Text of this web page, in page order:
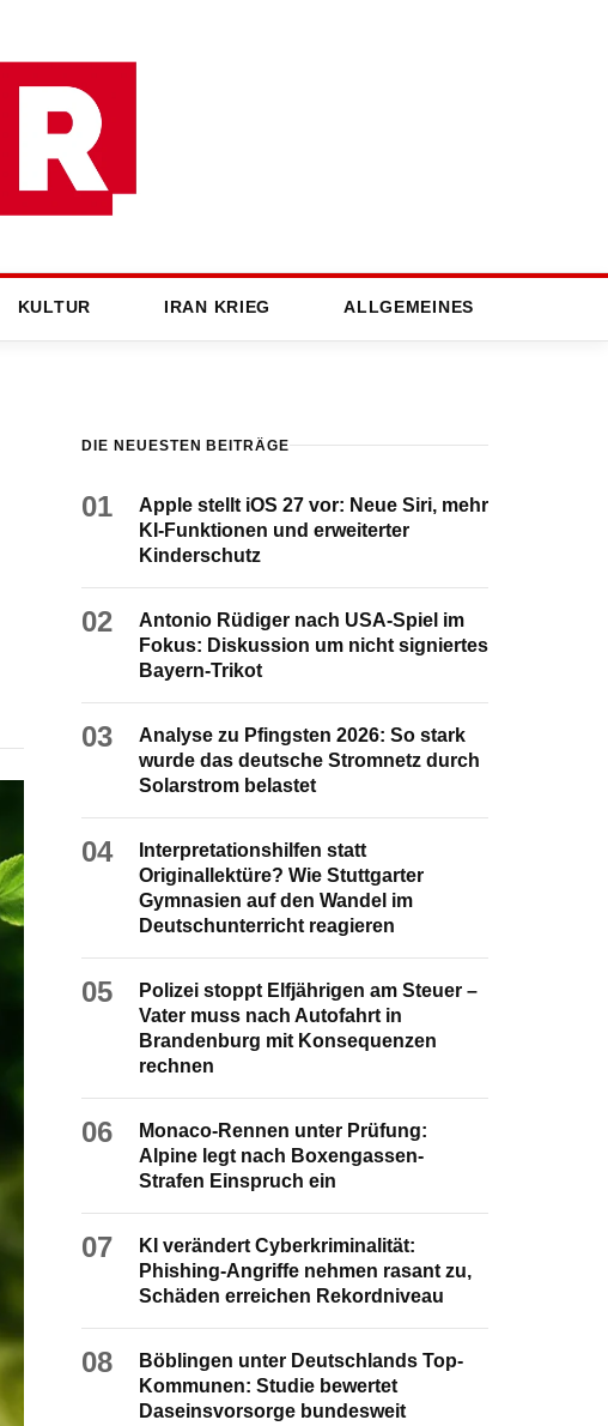
KULTUR IRAN KRIEG ALLGEMEINES
DIE NEUESTEN BEITRÄGE
01
Apple stellt iOS 27 vor: Neue Siri, mehr
KI-Funktionen und erweiterter
Kinderschutz
02
Antonio Rüdiger nach USA-Spiel im
Fokus: Diskussion um nicht signiertes
Bayern-Trikot
03
Analyse zu Pfingsten 2026: So stark
wurde das deutsche Stromnetz durch
Solarstrom belastet
04
Interpretationshilfen statt
Originallektüre? Wie Stuttgarter
Gymnasien auf den Wandel im
Deutschunterricht reagieren
05
Polizei stoppt Elfjährigen am Steuer –
Vater muss nach Autofahrt in
Brandenburg mit Konsequenzen
rechnen
06
Monaco-Rennen unter Prüfung:
Alpine legt nach Boxengassen-
Strafen Einspruch ein
07
KI verändert Cyberkriminalität:
Phishing-Angriffe nehmen rasant zu,
Schäden erreichen Rekordniveau
08
Böblingen unter Deutschlands Top-
Kommunen: Studie bewertet
Daseinsvorsorge bundesweit